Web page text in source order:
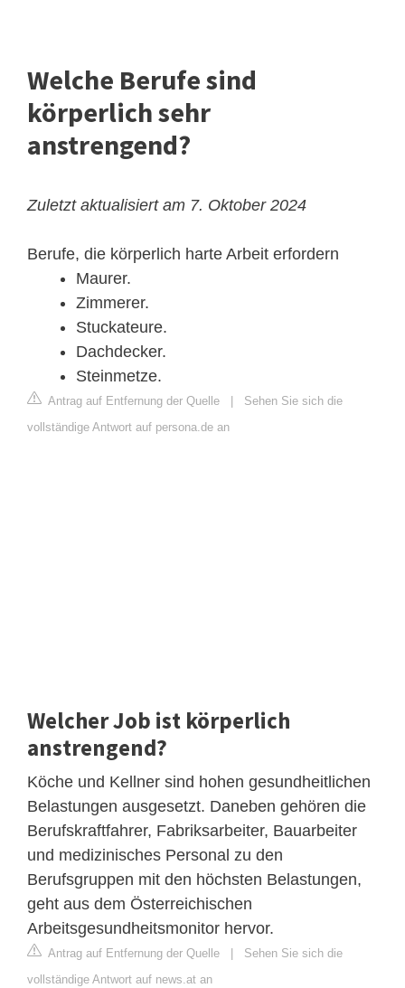
Welche Berufe sind
körperlich sehr
anstrengend?
Zuletzt aktualisiert am 7. Oktober 2024
Berufe, die körperlich harte Arbeit erfordern
Maurer.
Zimmerer.
Stuckateure.
Dachdecker.
Steinmetze.
Antrag auf Entfernung der Quelle
Sehen Sie sich die
vollständige Antwort auf persona.de an
Welcher Job ist körperlich
anstrengend?
Köche und Kellner sind hohen gesundheitlichen
Belastungen ausgesetzt. Daneben gehören die
Berufskraftfahrer, Fabriksarbeiter, Bauarbeiter
und medizinisches Personal zu den
Berufsgruppen mit den höchsten Belastungen,
geht aus dem Österreichischen
Arbeitsgesundheitsmonitor hervor.
Antrag auf Entfernung der Quelle
Sehen Sie sich die
vollständige Antwort auf news.at an